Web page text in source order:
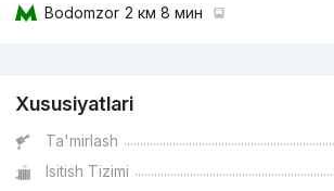
Bodomzor 2 км 8 мин
Xususiyatlari
Ta'mirlash
Isitish Tizimi